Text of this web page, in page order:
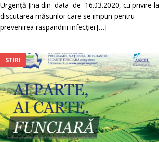
Urgență Jina din data de 16.03.2020, cu privire la
discutarea măsurilor care se impun pentru
prevenirea raspandirii infecției […]
STIRI